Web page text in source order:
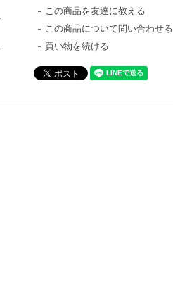
この商品を友達に教える
この商品について問い合わせる
買い物を続ける